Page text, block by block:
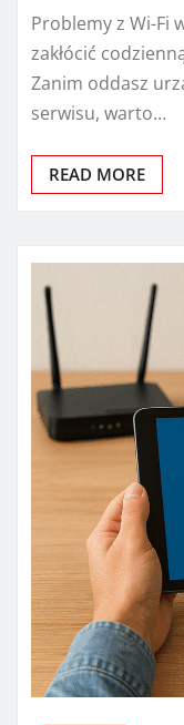
Problemy z Wi-Fi
zakłócić
Zanim oddasz
serwisu, warto…
READ MORE